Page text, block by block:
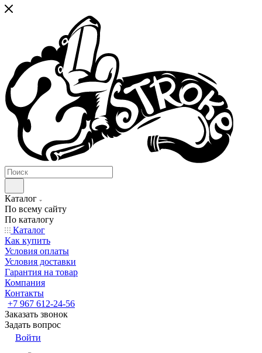
Каталог
По всему сайту
По каталогу
Каталог
Как купить
Условия оплаты
Условия доставки
Гарантия на товар
Компания
Контакты
+7 967 612-24-56
Заказать звонок
Задать вопрос
Войти